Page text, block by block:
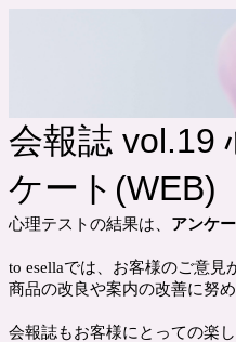
会報誌 vol.19
ケート(WEB)
心理テストの結果は、 アンケ
to esellaでは、お客様のご意見
商品の改良や案内の改善に努め
会報誌もお客様にとっての楽